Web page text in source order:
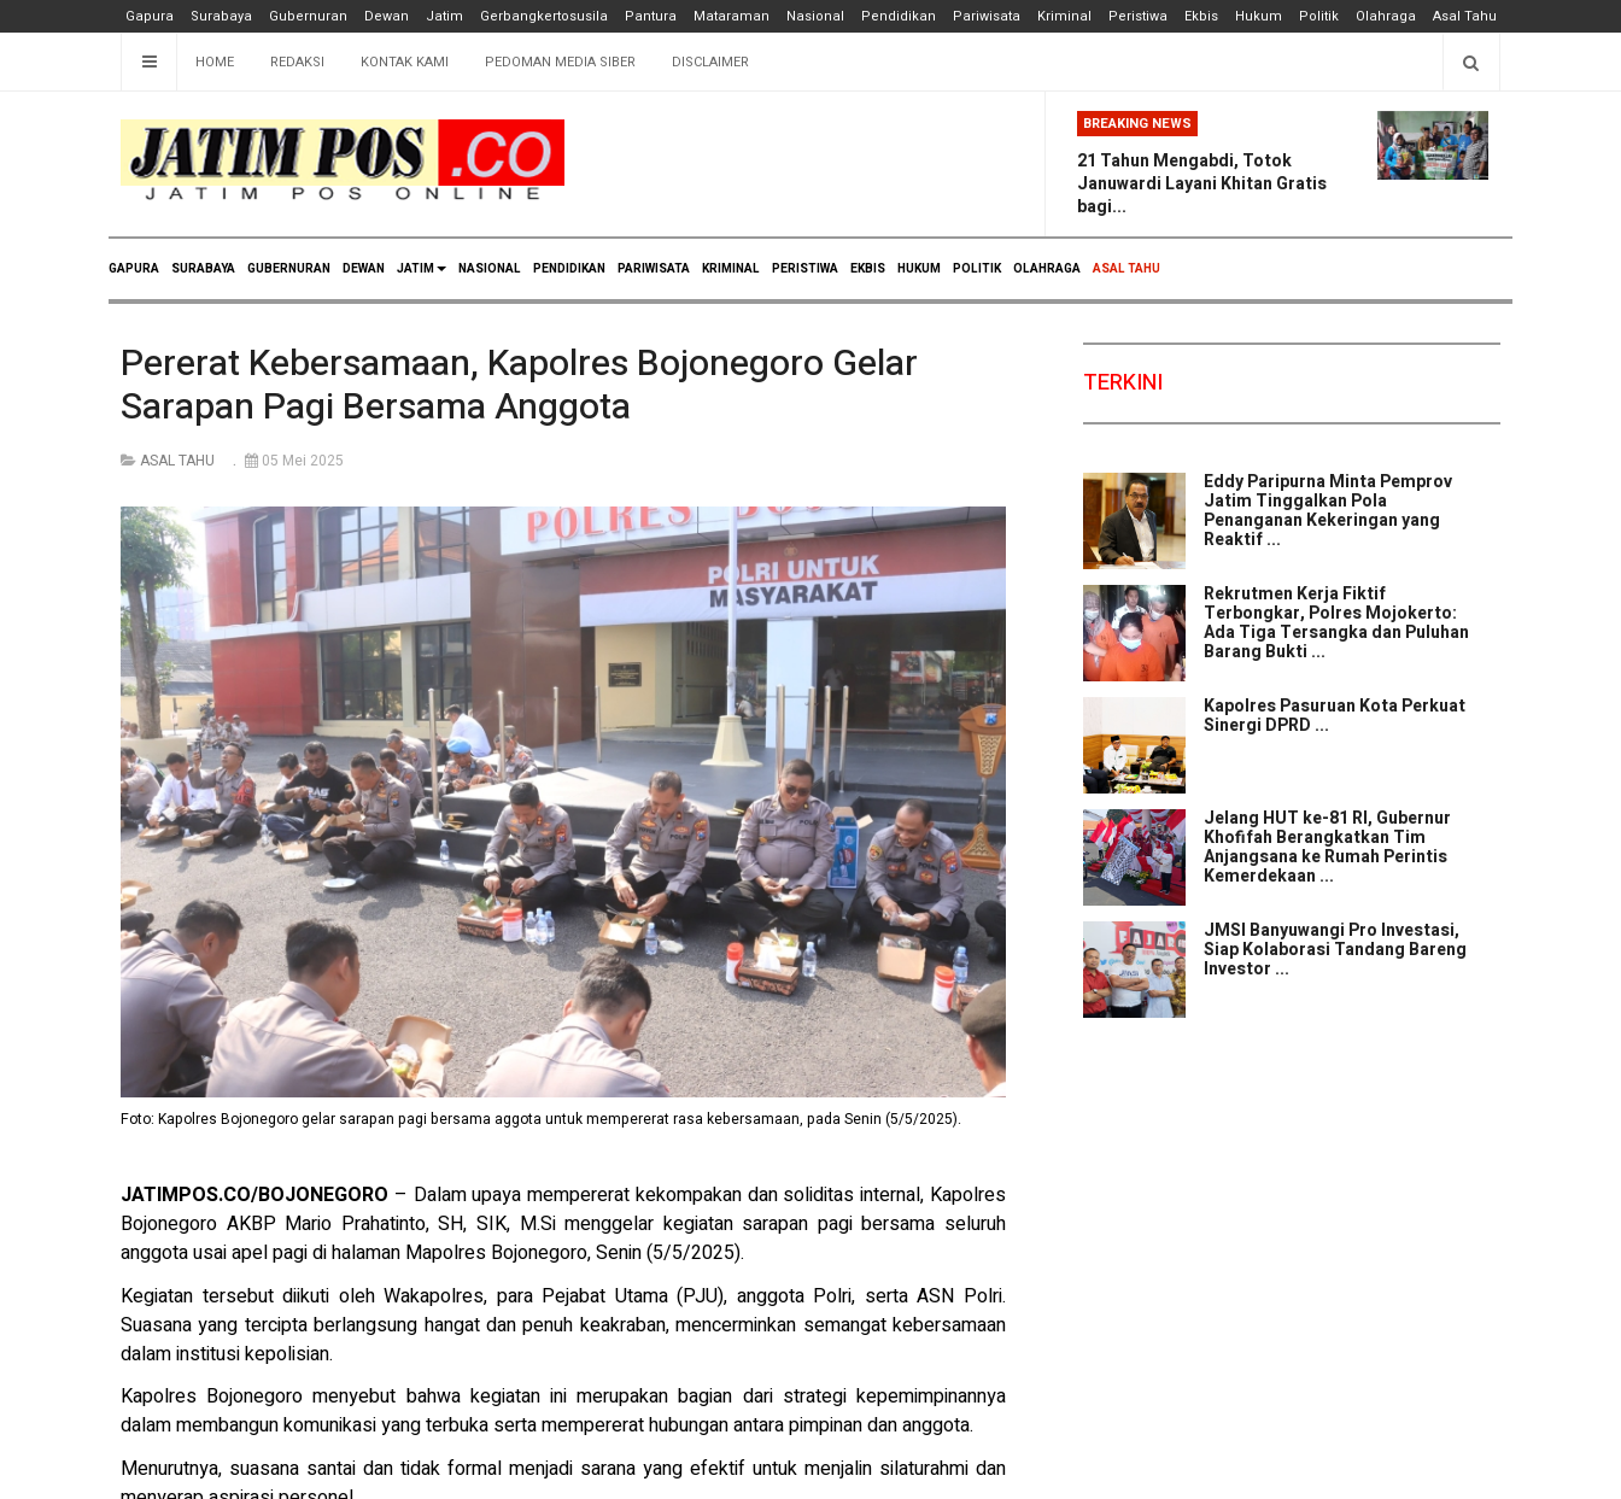
Gapura Surabaya Gubernuran Dewan Jatim Gerbangkertosusila Pantura Mataraman Nasional Pendidikan Pariwisata Kriminal Peristiwa Ekbis Hukum Politik Olahraga Asal Tahu
HOME REDAKSI KONTAK KAMI PEDOMAN MEDIA SIBER DISCLAIMER
BREAKING NEWS
21 Tahun Mengabdi, Totok
Januwardi Layani Khitan Gratis
bagi...
GAPURA SURABAYA GUBERNURAN DEWAN JATIM NASIONAL PENDIDIKAN PARIWISATA KRIMINAL PERISTIWA EKBIS HUKUM POLITIK OLAHRAGA ASAL TAHU
Pererat Kebersamaan, Kapolres Bojonegoro Gelar
Sarapan Pagi Bersama Anggota
ASAL TAHU 05 Mei 2025
Foto: Kapolres Bojonegoro gelar sarapan pagi bersama aggota untuk mempererat rasa kebersamaan, pada Senin (5/5/2025).
JATIMPOS.CO/BOJONEGORO – Dalam upaya mempererat kekompakan dan soliditas internal, Kapolres
Bojonegoro AKBP Mario Prahatinto, SH, SIK, M.Si menggelar kegiatan sarapan pagi bersama seluruh
anggota usai apel pagi di halaman Mapolres Bojonegoro, Senin (5/5/2025).
Kegiatan tersebut diikuti oleh Wakapolres, para Pejabat Utama (PJU), anggota Polri, serta ASN Polri.
Suasana yang tercipta berlangsung hangat dan penuh keakraban, mencerminkan semangat kebersamaan
dalam institusi kepolisian.
Kapolres Bojonegoro menyebut bahwa kegiatan ini merupakan bagian dari strategi kepemimpinannya
dalam membangun komunikasi yang terbuka serta mempererat hubungan antara pimpinan dan anggota.
Menurutnya, suasana santai dan tidak formal menjadi sarana yang efektif untuk menjalin silaturahmi dan
TERKINI
Eddy Paripurna Minta Pemprov
Jatim Tinggalkan Pola
Penanganan Kekeringan yang
Reaktif ...
Rekrutmen Kerja Fiktif
Terbongkar, Polres Mojokerto:
Ada Tiga Tersangka dan Puluhan
Barang Bukti ...
Kapolres Pasuruan Kota Perkuat
Sinergi DPRD ...
Jelang HUT ke-81 RI, Gubernur
Khofifah Berangkatkan Tim
Anjangsana ke Rumah Perintis
Kemerdekaan ...
JMSI Banyuwangi Pro Investasi,
Siap Kolaborasi Tandang Bareng
Investor ...